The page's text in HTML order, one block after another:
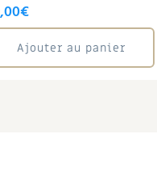
€
Ajouter au panier